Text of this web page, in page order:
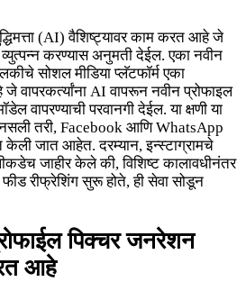
(AI) वैशिष्ट्यावर काम करत आहे जे
व्युत्पन्न करण्यास अनुमती देईल. एका नवीन
सोशल मीडिया प्लॅटफॉर्म एका
वापरकर्त्यांना AI वापरून नवीन प्रोफाइल
वापरण्याची परवानगी देईल. या क्षणी या
नसली तरी, Facebook आणि WhatsApp
केली जात आहेत. दरम्यान, इन्स्टाग्रामचे
जाहीर केले की, विशिष्ट कालावधीनंतर
रीफ्रेशिंग सुरू होते, ही सेवा सोडून
पिक्चर जनरेशन
आहे